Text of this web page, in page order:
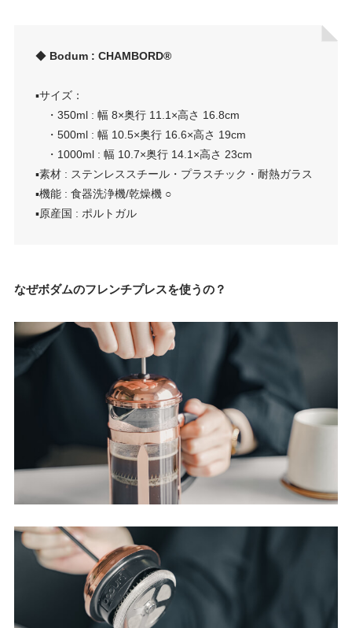
◆Bodum : CHAMBORD®
▪︎サイズ：
・350ml : 幅 8×奥行 11.1×高さ 16.8cm
・500ml : 幅 10.5×奥行 16.6×高さ 19cm
・1000ml : 幅 10.7×奥行 14.1×高さ 23cm
▪︎素材 : ステンレススチール・プラスチック・耐熱ガラス
▪︎機能 : 食器洗浄機/乾燥機 ○
▪︎原産国 : ポルトガル
なぜボダムのフレンチプレスを使うの？